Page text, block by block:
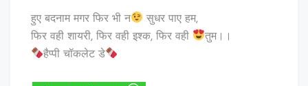
हुए बदनाम मगर फिर भी न
सुधर पाए हम,
फिर वही शायरी, फिर वही इश्क, फिर वही
तुम।।
हैप्पी चॉकलेट डे